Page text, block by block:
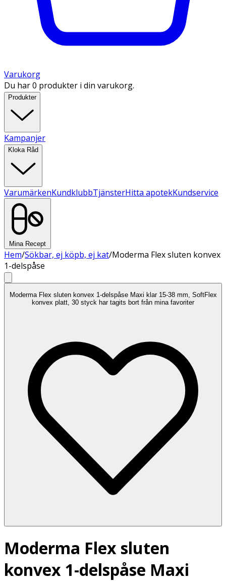
Varukorg
Du har 0 produkter i din varukorg.
Produkter
Kampanjer
Kloka Råd
VarumärkenKundklubbTjänsterHitta apotekKundservice
Mina Recept
Hem/Sökbar, ej köpb, ej kat/Moderma Flex sluten konvex
1-delspåse
Moderma Flex sluten konvex 1-delspåse Maxi klar 15-38 mm, SoftFlex
konvex platt, 30 styck har tagits bort från mina favoriter
Moderma Flex sluten
konvex 1-delspåse Maxi